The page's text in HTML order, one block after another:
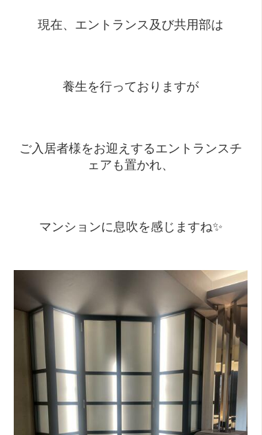
現在、エントランス及び共用部は
養生を行っておりますが
ご入居者様をお迎えするエントランスチ
ェアも置かれ、
マンションに息吹を感じますね✨